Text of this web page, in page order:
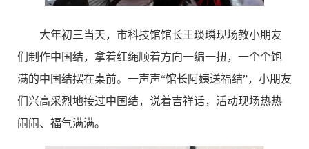
大年初三当天，市科技馆馆长王琰璘现场教小朋友
们制作中国结，拿着红绳顺着方向一编一扭，一个个饱
满的中国结摆在桌前。一声声“馆长阿姨送福结”，小朋友
们兴高采烈地接过中国结，说着吉祥话，活动现场热热
闹闹、福气满满。